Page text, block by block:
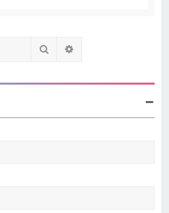
Rechercher